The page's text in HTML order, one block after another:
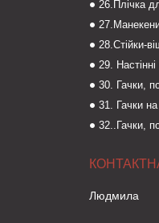
26.Плічка
28.Стійки-
29. Настінні
30. Гачки,
31. Гачки
32..Гачки,
Людмила